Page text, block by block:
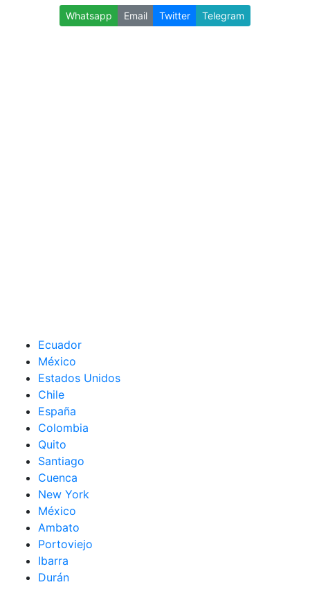
Whatsapp Email Twitter Telegram
Ecuador
México
Estados Unidos
Chile
España
Colombia
Quito
Santiago
Cuenca
New York
México
Ambato
Portoviejo
Ibarra
Durán